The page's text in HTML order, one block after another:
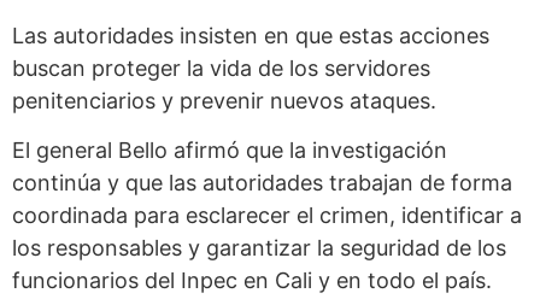
Las autoridades insisten en que estas acciones
buscan proteger la vida de los servidores
penitenciarios y prevenir nuevos ataques.
El general Bello afirmó que la investigación
continúa y que las autoridades trabajan de forma
coordinada para esclarecer el crimen, identificar a
los responsables y garantizar la seguridad de los
funcionarios del Inpec en Cali y en todo el país.